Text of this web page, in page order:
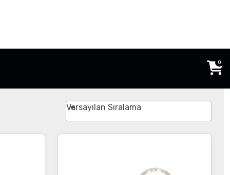
0
Varsayılan Sıralama